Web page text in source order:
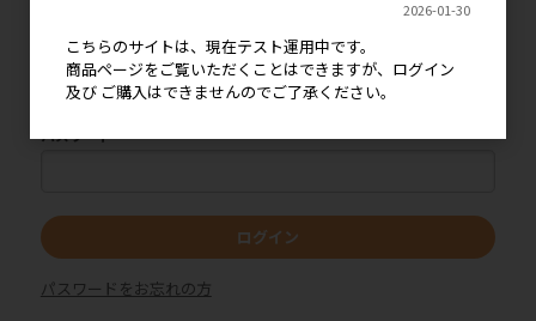
メールアドレス
パスワード
ログイン
パスワードをお忘れの方
2026-01-30
こちらのサイトは、現在テスト運用中です。
商品ページをご覧いただくことはできますが、ログイン
及び ご購入はできませんのでご了承ください。